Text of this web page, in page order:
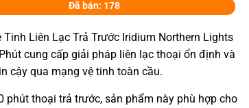
Đã bán: 178
Tinh Liên Lạc Trả Trước Iridium Northern Lights
cung cấp giải pháp liên lạc thoại ổn định và
cậy qua mạng vệ tinh toàn cầu.
phút thoại trả trước, sản phẩm này phù hợp cho